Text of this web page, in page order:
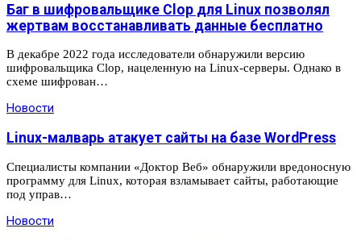
Баг в шифровальщике Clop для Linux позволял
жертвам восстанавливать данные бесплатно
В декабре 2022 года исследователи обнаружили версию
шифровальщика Clop, нацеленную на Linux-серверы. Однако в
схеме шифрован…
Новости
Linux-малварь атакует сайты на базе WordPress
Специалисты компании «Доктор Веб» обнаружили вредоносную
программу для Linux, которая взламывает сайты, работающие
под управ…
Новости